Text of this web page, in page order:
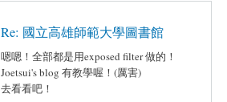
Re: 國立高雄師範大學圖書館
嗯嗯！全部都是用exposed filter 做的！
Joetsui's blog 有教學喔！(厲害)
去看看吧！